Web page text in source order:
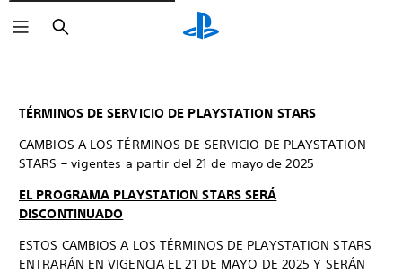
Buscar
TÉRMINOS DE SERVICIO DE PLAYSTATION STARS
CAMBIOS A LOS TÉRMINOS DE SERVICIO DE PLAYSTATION
STARS – vigentes a partir del 21 de mayo de 2025
EL PROGRAMA PLAYSTATION STARS SERÁ
DISCONTINUADO
ESTOS CAMBIOS A LOS TÉRMINOS DE PLAYSTATION STARS
ENTRARÁN EN VIGENCIA EL 21 DE MAYO DE 2025 Y SERÁN